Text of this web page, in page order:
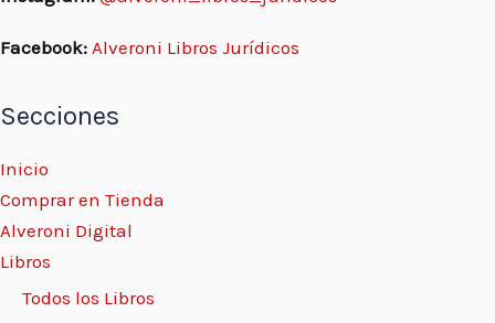
Facebook: Alveroni Libros Jurídicos
Secciones
Inicio
Comprar en Tienda
Alveroni Digital
Libros
Todos los Libros